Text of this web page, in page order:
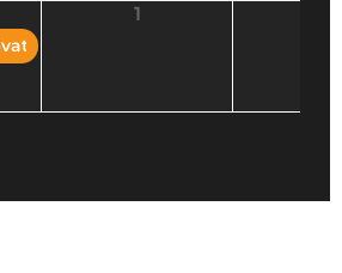
- Fermeture d'inscriptions
1